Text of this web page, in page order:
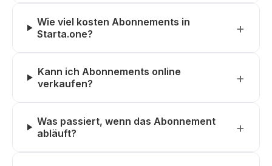
Wie viel kosten Abonnements in
Starta.one?
Kann ich Abonnements online
verkaufen?
Was passiert, wenn das Abonnement
abläuft?